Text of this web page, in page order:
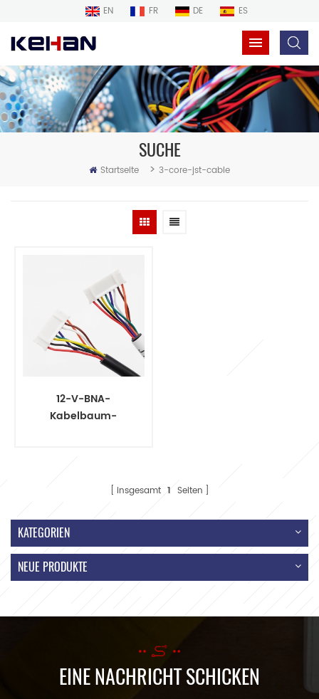
EN FR DE ES
SUCHE
Startseite > 3-core-jst-cable
12-V-BNA-
Kabelbaum-
insgesamt 1 Seiten
KATEGORIEN
NEUE PRODUKTE
EINE NACHRICHT SCHICKEN